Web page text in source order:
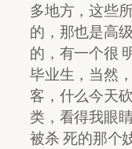
多地方，这些
的，那也是高
的，有一个很
毕业生，当然
客，什么今天
类，看得我眼
被杀 死的那个